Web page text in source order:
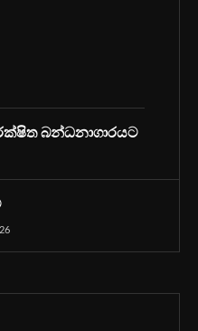
බන්ධනාගාරයට